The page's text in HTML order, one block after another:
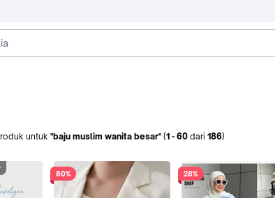
untuk "baju muslim wanita besar" (1 -60 dari 186)
80% 28%